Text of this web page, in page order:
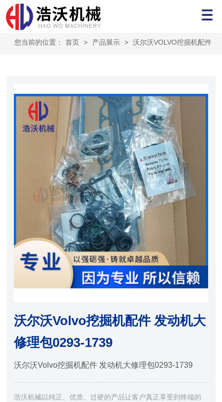
您当前的位置： 首页 > 产品展示 > 沃尔沃VOLVO挖掘机配件
沃尔沃Volvo挖掘机配件 发动机大
修理包0293-1739
沃尔沃Volvo挖掘机配件 发动机大修理包0293-1739
浩沃机械以纯正、优质、过硬的产品让客户真正享受到终端的